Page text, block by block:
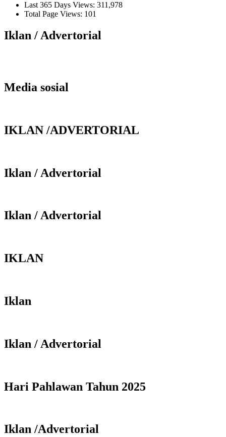
Last 365 Days Views: 311,978
Total Page Views: 101
Iklan / Advertorial
Media sosial
IKLAN /ADVERTORIAL
Iklan / Advertorial
Iklan / Advertorial
IKLAN
Iklan
Iklan / Advertorial
Hari Pahlawan Tahun 2025
Iklan /Advertorial